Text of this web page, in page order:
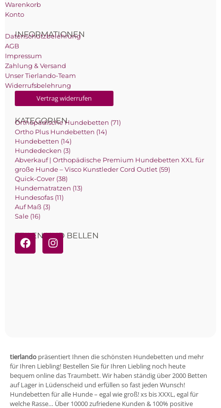
Warenkorb
Konto
INFORMATIONEN
Datenschutzbelehrung
AGB
Impressum
Zahlung & Versand
Unser Tierlando-Team
Widerrufsbelehrung
Vertrag widerrufen
KATEGORIEN
Orthopädische Hundebetten (71)
Ortho Plus Hundebetten (14)
Hundebetten (14)
Hundedecken (3)
Abverkauf | Orthopädische Premium Hundebetten XXL für
große Hunde – Visco Kunstleder Cord Outlet (59)
Quick-Cover (38)
Hundematratzen (13)
Hundesofas (11)
Auf Maß (3)
Sale (16)
TEILEN UND BELLEN
tierlando präsentiert Ihnen die schönsten Hundebetten und mehr
für Ihren Liebling! Bestellen Sie für Ihren Liebling noch heute
bequem online das Traumbett. Wir haben ständig über 2000 Betten
auf Lager in Lüdenscheid und erfüllen so fast jeden Wunsch!
Hundebetten für alle Hunde – egal wie groß! xs bis XXXL, egal für
welche Rasse… Über 10000 zufriedene Kunden & 100% positive